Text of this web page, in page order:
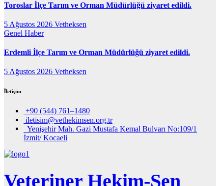
Toroslar İlçe Tarım ve Orman Müdürlüğü ziyaret edildi.
5 Ağustos 2026 Vetheksen
Genel Haber
Erdemli İlçe Tarım ve Orman Müdürlüğü ziyaret edildi.
5 Ağustos 2026 Vetheksen
İletişim
+90 (544) 761–1480
iletisim@vethekimsen.org.tr
Yenişehir Mah. Gazi Mustafa Kemal Bulvarı No:109/1
İzmit/ Kocaeli
Veteriner Hekim-Sen